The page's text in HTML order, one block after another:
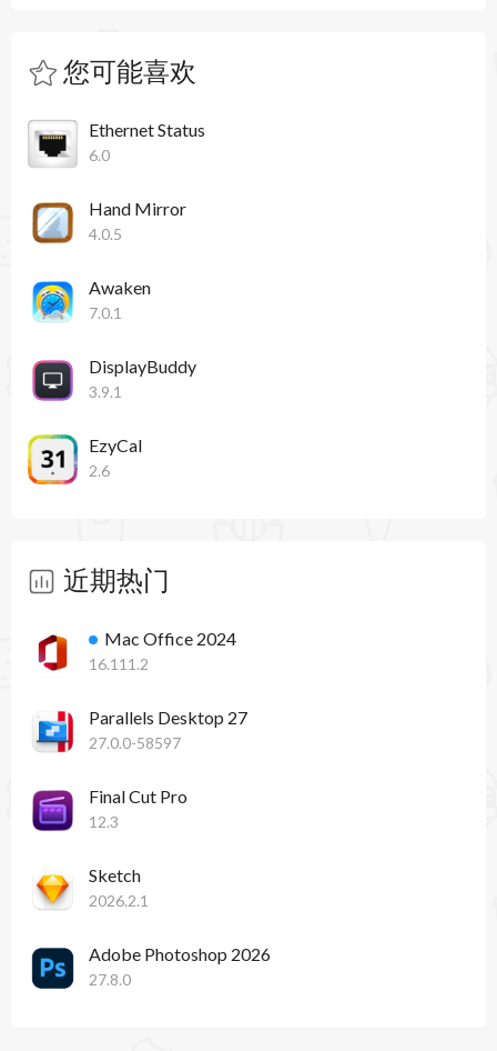
您可能喜欢
Ethernet Status
6.0
Hand Mirror
4.0.5
Awaken
7.0.1
DisplayBuddy
3.9.1
EzyCal
2.6
近期热门
Mac Office 2024
16.111.2
Parallels Desktop 27
27.0.0-58597
Final Cut Pro
12.3
Sketch
2026.2.1
Adobe Photoshop 2026
27.8.0